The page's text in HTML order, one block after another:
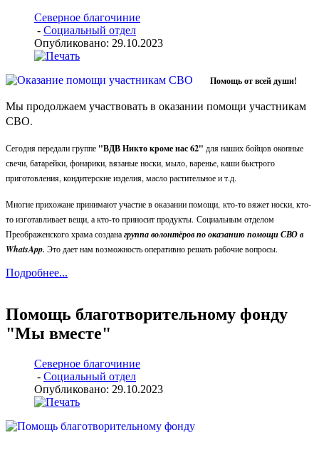
Северное благочиние
- Социальный отдел
Опубликовано: 29.10.2023
Помощь от всей души!
Мы продолжаем участвовать в оказании помощи участникам
СВО.
Сегодня передали группе "ВДВ Никто кроме нас 62" для наших бойцов окопные
свечи, батарейки, фонарики, вязаные носки, мыло, варенье, каши быстрого
приготовления, кондитерские изделия, масло растительное и т.д.
Многие прихожане принимают участие в оказании помощи, кто-то вяжет носки, кто-
то изготавливает вещи, а кто-то приносит продукты. Социальным отделом
Преображенского храма созданагруппа волонтёров по оказанию помощи СВО в
WhatsApp. Это дает нам возможность оперативно решать рабочие вопросы.
Подробнее...
Помощь благотворительному фонду
"Мы вместе"
Северное благочиние
- Социальный отдел
Опубликовано: 29.10.2023